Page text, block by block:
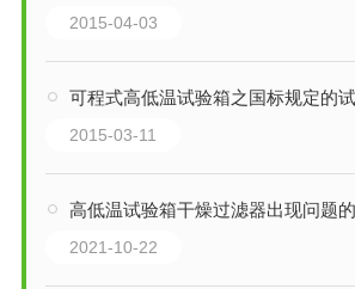
2015-04-03
可程式高低温试验箱之国标规定的
2015-03-11
高低温试验箱干燥过滤器出现问题
2021-10-22